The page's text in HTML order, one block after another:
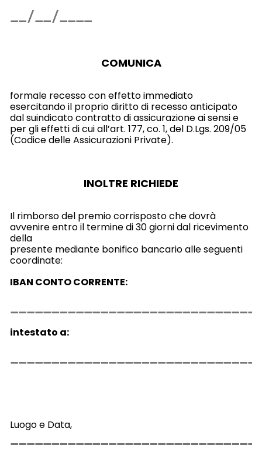
COMUNICA
formale recesso con effetto immediato
esercitando il proprio diritto di recesso anticipato
dal suindicato contratto di assicurazione ai sensi e
per gli effetti di cui all’art. 177, co. 1, del D.Lgs. 209/05
(Codice delle Assicurazioni Private).
INOLTRE RICHIEDE
Il rimborso del premio corrisposto che dovrà
avvenire entro il termine di 30 giorni dal ricevimento
della
presente mediante bonifico bancario alle seguenti
coordinate:
IBAN CONTO CORRENTE:
intestato a:
Luogo e Data,